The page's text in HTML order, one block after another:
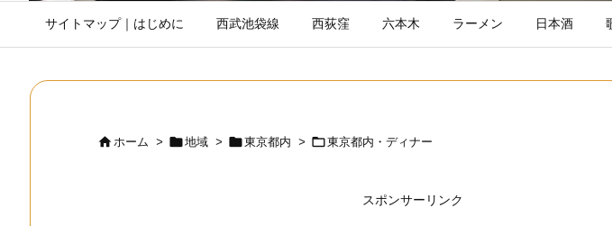
サイトマップ｜はじめに 西武池袋線 西荻窪 六本木 ラーメン 日本酒
ホーム > 地域 > 東京都内 > 東京都内・ディナー
スポンサーリンク